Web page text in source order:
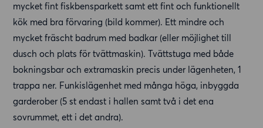
mycket fint fiskbensparkett samt ett fint och funktionellt
kök med bra förvaring (bild kommer). Ett mindre och
mycket fräscht badrum med badkar (eller möjlighet till
dusch och plats för tvättmaskin). Tvättstuga med både
bokningsbar och extramaskin precis under lägenheten, 1
trappa ner. Funkislägenhet med många höga, inbyggda
garderober (5 st endast i hallen samt två i det ena
sovrummet, ett i det andra).